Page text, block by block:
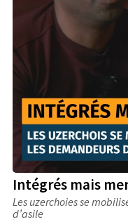
Intégrés mais
Les uzerchoies se
d’asile